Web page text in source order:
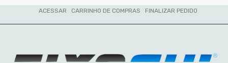
ACESSAR CARRINHO DE COMPRAS FINALIZAR PEDIDO